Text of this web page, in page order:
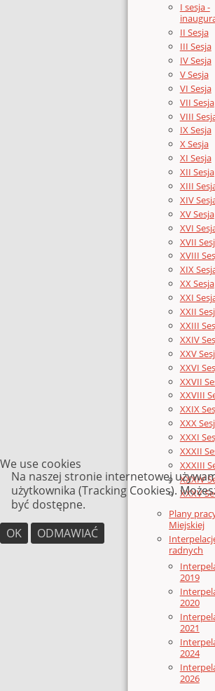
I sesja -
II Sesja
III Sesja
IV Sesja
V Sesja
VI Sesja
VII Sesja
VIII
IX Sesja
X Sesja
XI Sesja
XII Sesja
XIII
XIV
XV Sesja
XVI
XVII
XVIII
XIX
XX Sesja
XXI
XXII
XXIII
XXIV
XXV
XXVI
XXVII
XXVIII
XXIX
XXX
XXXI
XXXII
XXXIII
XXXIV
XXXV
Plany
Miejskiej
radnych
2019
2020
2021
2024
2026
We use cookies
Na naszej stronie internetowej
użytkownika (Tracking Cookies).
być dostępne.
OK
ODMAWIAĆ